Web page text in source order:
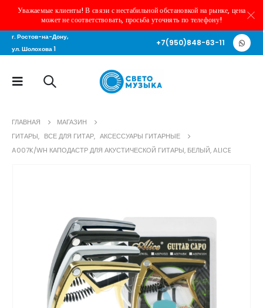
Уважаемые клиенты! В связи с нестабильной обстановкой на рынке, цена
может не соответствовать, просьба уточнять по телефону!
г. Ростов-на-Дону,
ул. Шолохова 1
+7(950)848-63-11
ГЛАВНАЯ
МАГАЗИН
ГИТАРЫ, ВСЕ ДЛЯ ГИТАР, АКСЕССУАРЫ ГИТАРНЫЕ
A007K/WH КАПОДАСТР ДЛЯ АКУСТИЧЕСКОЙ ГИТАРЫ, БЕЛЫЙ, ALICE